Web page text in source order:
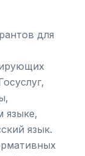
для
языке,
язык.